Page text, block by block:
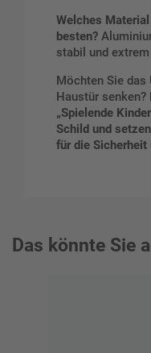
Welches
besten?
stabil und
Möchten Sie
Haustür senken?
„Spielende
Schild und
für die Sicherheit
Das könnte Sie